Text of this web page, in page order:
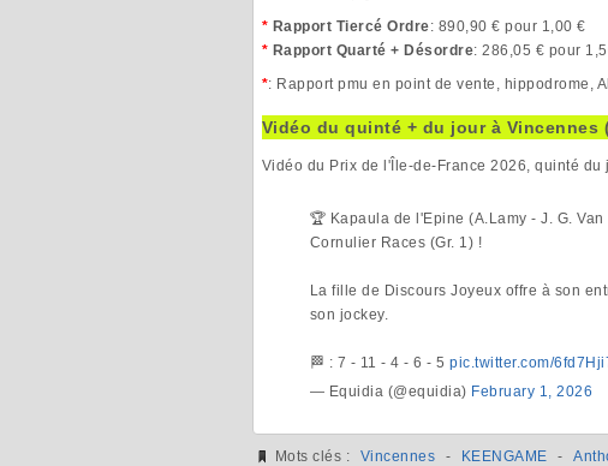
* Rapport Tiercé Ordre: 890,90 € pour 1,00 €
* Rapport Quarté + Désordre: 286,05 € pour
*: Rapport pmu en point de vente, hippodrome,
Vidéo du quinté + du jour à Vincennes
Vidéo du Prix de l'Île-de-France 2026, quinté du
🏆 Kapaula de l'Epine (A.Lamy - J. G.
Cornulier Races (Gr. 1) !
La fille de Discours Joyeux offre à son
son jockey.
🏁 : 7 - 11 - 4 - 6 - 5 pic.twitter.com/
— Equidia (@equidia) February 1, 2026
Mots clés : Vincennes - KEENGAME -